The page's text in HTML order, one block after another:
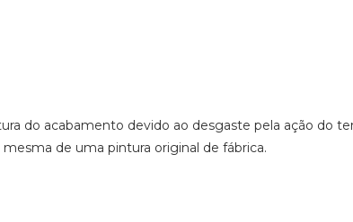
do acabamento devido ao desgaste pela ação do
de uma pintura original de fábrica.